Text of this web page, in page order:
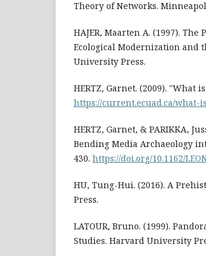
Theory of Networks.
HAJER, Maarten A. (1997).
Ecological Modernization and
University Press.
HERTZ, Garnet. (2009). "What
https://current.ecuad.ca/
HERTZ, Garnet, & PARIKKA,
Bending Media Archaeology
430. https://doi.org/10.1162/
HU, Tung-Hui. (2016). A
Press.
LATOUR, Bruno. (1999).
Studies. Harvard University